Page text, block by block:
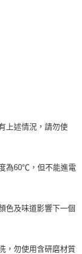
上述情況，請勿使
為60℃，但不能進電
色及味道影響下一個
，勿使用含研磨材質